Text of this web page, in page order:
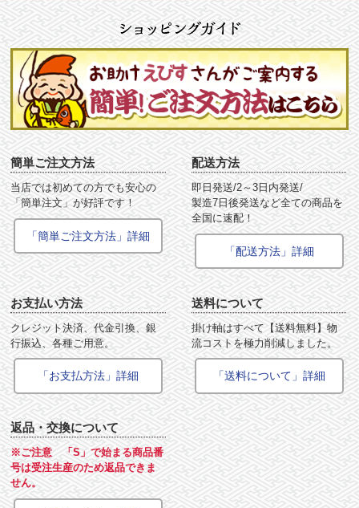
簡単ご注文方法
当店では初めての方でも安心の
「簡単注文」が好評です！
「簡単ご注文方法」詳細
配送方法
即日発送/2～3日内発送/
製造7日後発送など全ての商品を
全国に速配！
「配送方法」詳細
お支払い方法
クレジット決済、代金引換、銀
行振込、各種ご用意。
「お支払方法」詳細
送料について
掛け軸はすべて【送料無料】物
流コストを極力削減しました。
「送料について」詳細
返品・交換について
※ご注意 「S」で始まる商品番
号は受注生産のため返品できま
せん。